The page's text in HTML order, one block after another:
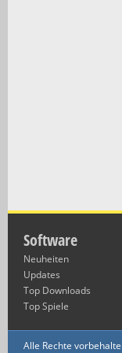
Software
Neuheiten
Updates
Top Downloads
Top Spiele
Alle Rechte